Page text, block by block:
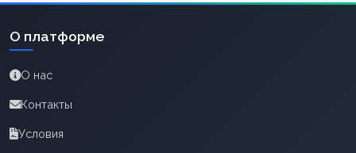
О платформе
О нас
Контакты
Условия